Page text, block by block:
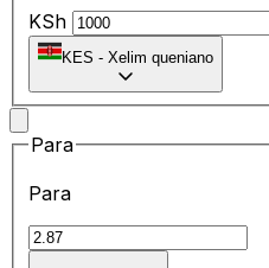
KSh
KES - Xelim queniano
Para
Para